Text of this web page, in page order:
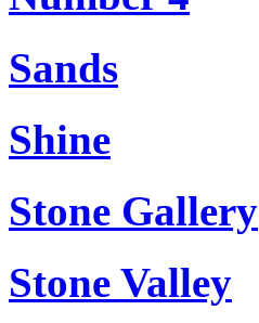
Sands
Shine
Stone Gallery
Stone Valley